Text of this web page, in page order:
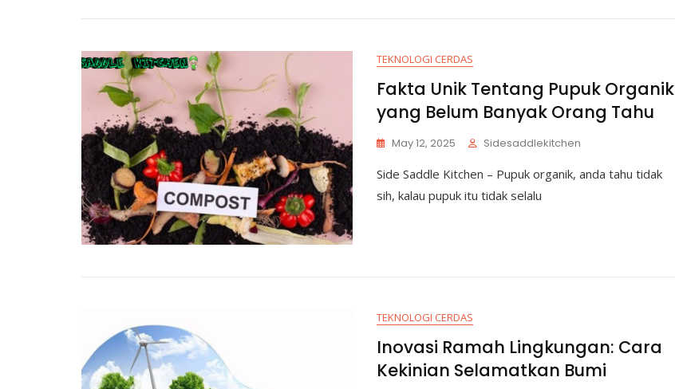
TEKNOLOGI CERDAS
Fakta Unik Tentang Pupuk Organik
yang Belum Banyak Orang Tahu
May 12, 2025 Sidesaddlekitchen
Side Saddle Kitchen – Pupuk organik, anda tahu tidak
sih, kalau pupuk itu tidak selalu
TEKNOLOGI CERDAS
Inovasi Ramah Lingkungan: Cara
Kekinian Selamatkan Bumi